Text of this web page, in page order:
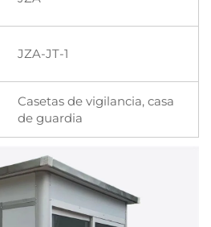
JZA-JT-1
Casetas de vigilancia, casa
de guardia